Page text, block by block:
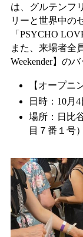
は、グルテンフ
リーと世界中の
「PSYCHO
また、来場者全
Weekender】の
【オープニ
日時：10月
場所：日比
目７番１号）